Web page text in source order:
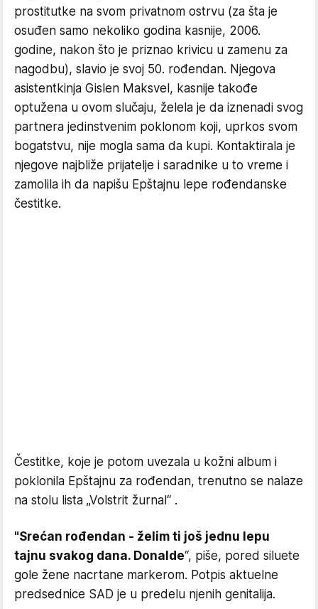
prostitutke na svom privatnom ostrvu (za šta je
osuđen samo nekoliko godina kasnije, 2006.
godine, nakon što je priznao krivicu u zamenu za
nagodbu), slavio je svoj 50. rođendan. Njegova
asistentkinja Gislen Maksvel, kasnije takođe
optužena u ovom slučaju, želela je da iznenadi svog
partnera jedinstvenim poklonom koji, uprkos svom
bogatstvu, nije mogla sama da kupi. Kontaktirala je
njegove najbliže prijatelje i saradnike u to vreme i
zamolila ih da napišu Epštajnu lepe rođendanske
čestitke.
Čestitke, koje je potom uvezala u kožni album i
poklonila Epštajnu za rođendan, trenutno se nalaze
na stolu lista „Volstrit žurnal“ .
"Srećan rođendan - želim ti još jednu lepu
tajnu svakog dana. Donalde“, piše, pored siluete
gole žene nacrtane markerom. Potpis aktuelne
predsednice SAD je u predelu njenih genitalija.